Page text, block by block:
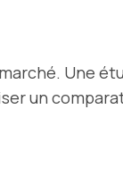
Une
un